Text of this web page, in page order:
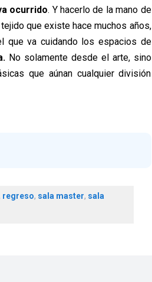
ocurrido. Y hacerlo de la mano de
que existe hace muchos años,
que va cuidando los espacios de
No solamente desde el arte, sino
que aúnan cualquier división
regreso, sala master, sala